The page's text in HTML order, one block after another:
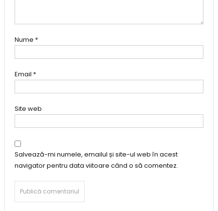
Nume *
Email *
Site web
Salvează-mi numele, emailul și site-ul web în acest
navigator pentru data viitoare când o să comentez.